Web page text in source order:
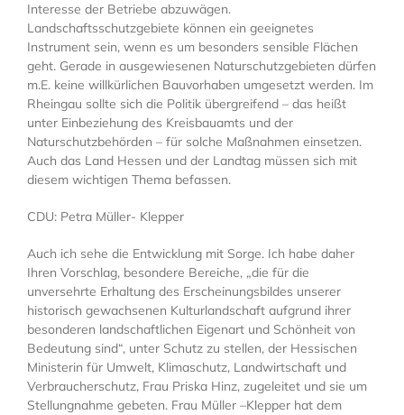
Interesse der Betriebe abzuwägen.
Landschaftsschutzgebiete können ein geeignetes
Instrument sein, wenn es um besonders sensible Flächen
geht. Gerade in ausgewiesenen Naturschutzgebieten dürfen
m.E. keine willkürlichen Bauvorhaben umgesetzt werden. Im
Rheingau sollte sich die Politik übergreifend – das heißt
unter Einbeziehung des Kreisbauamts und der
Naturschutzbehörden – für solche Maßnahmen einsetzen.
Auch das Land Hessen und der Landtag müssen sich mit
diesem wichtigen Thema befassen.
CDU: Petra Müller- Klepper
Auch ich sehe die Entwicklung mit Sorge. Ich habe daher
Ihren Vorschlag, besondere Bereiche, „die für die
unversehrte Erhaltung des Erscheinungsbildes unserer
historisch gewachsenen Kulturlandschaft aufgrund ihrer
besonderen landschaftlichen Eigenart und Schönheit von
Bedeutung sind“, unter Schutz zu stellen, der Hessischen
Ministerin für Umwelt, Klimaschutz, Landwirtschaft und
Verbraucherschutz, Frau Priska Hinz, zugeleitet und sie um
Stellungnahme gebeten. Frau Müller –Klepper hat dem